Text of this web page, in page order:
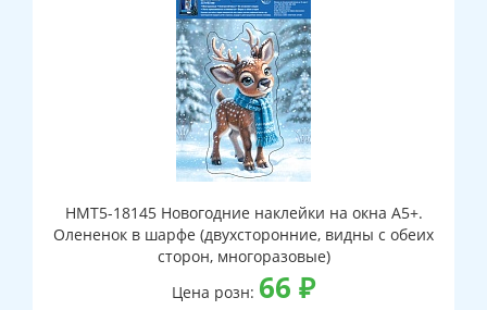
НМТ5-18145 Новогодние наклейки на окна А5+.
Олененок в шарфе (двухсторонние, видны с обеих
сторон, многоразовые)
Цена розн: 66 ₽